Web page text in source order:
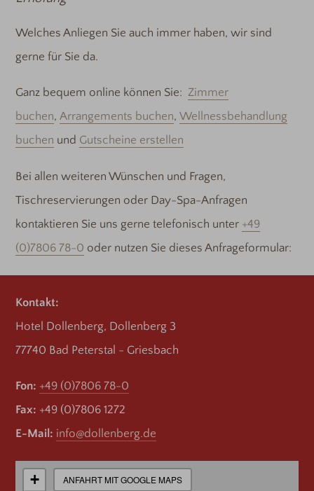
Welches Anliegen Sie auch immer haben, wir sind
gerne für Sie da.
Ganz bequem online können Sie: Zimmer
buchen, Arrangements buchen, Wellnessbehandlung
buchen und Gutscheine erstellen
Bei allen weiteren Wünschen und Fragen,
Tischreservierungen oder Day-Spa-Anfragen
kontaktieren Sie uns gerne telefonisch unter +49
(0)7806 78-0 oder nutzen Sie dieses Anfrageformular:
Kontakt:
Hotel Dollenberg, Dollenberg 3
77740 Bad Peterstal - Griesbach
Fon: +49 (0)7806 78-0
Fax: +49 (0)7806 1272
E-Mail: info@dollenberg.de
+
ANFAHRT MIT GOOGLE MAPS